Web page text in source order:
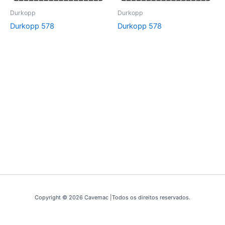
Durkopp
Durkopp 578
Durkopp
Durkopp 578
Copyright © 2026 Cavemac |Todos os direitos reservados.